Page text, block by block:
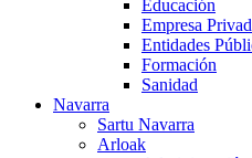
Educación
Empresa
Entidades
Formación
Sanidad
Navarra
Sartu Navarra
Arloak